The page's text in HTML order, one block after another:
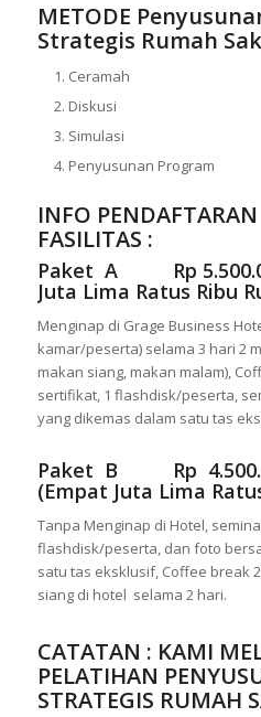
METODE
Strategis Rumah
Ceramah
Diskusi
Simulasi
Penyusunan Program
INFO
FASILITAS :
Paket A Rp
Juta Lima Ratus Ribu
Menginap di Grage Business
kamar/peserta) selama 3 hari 2
makan siang, makan malam),
sertifikat, 1 flashdisk/peserta,
yang dikemas dalam satu tas
Paket B Rp
(Empat Juta Lima
Tanpa Menginap di Hotel,
flashdisk/peserta, dan foto
satu tas eksklusif, Coffee break
siang di hotel selama 2 hari.
CATATAN : KAMI
PELATIHAN
STRATEGIS RUMAH